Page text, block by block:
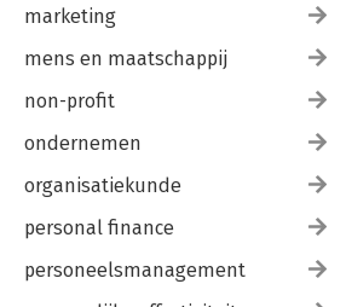
marketing
mens en maatschappij
non-profit
ondernemen
organisatiekunde
personal finance
personeelsmanagement